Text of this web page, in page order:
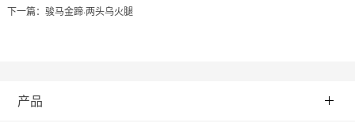
下一篇： 骏马金蹄·两头乌火腿
产品